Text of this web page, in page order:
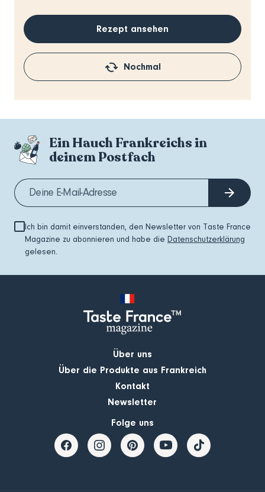
Rezept ansehen
Nochmal
Ein Hauch Frankreichs in
deinem Postfach
Ich bin damit einverstanden, den Newsletter von Taste France
Magazine zu abonnieren und habe die Datenschutzerklärung
gelesen.
Über uns
Über die Produkte aus Frankreich
Kontakt
Newsletter
Folge uns